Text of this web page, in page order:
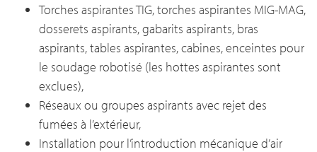
Torches aspirantes TIG, torches aspirantes MIG-MAG,
dosserets aspirants, gabarits aspirants, bras
aspirants, tables aspirantes, cabines, enceintes pour
le soudage robotisé (les hottes aspirantes sont
exclues),
Réseaux ou groupes aspirants avec rejet des
fumées à l’extérieur,
Installation pour l’introduction mécanique d’air